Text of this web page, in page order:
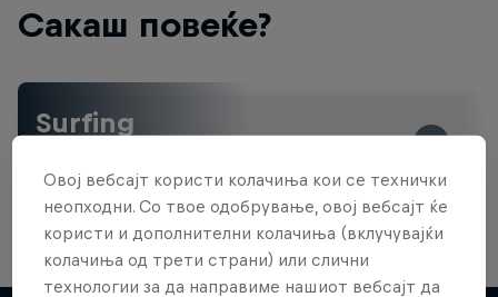
Сакаш повеќе?
Surfing
roaring collection of surf films, shows and …
Овој вебсајт користи колачиња кои се технички
неопходни. Со твое одобрување, овој вебсајт ќе
користи и дополнителни колачиња (вклучувајќи
колачиња од трети страни) или слични
технологии за да направиме нашиот вебсајт да